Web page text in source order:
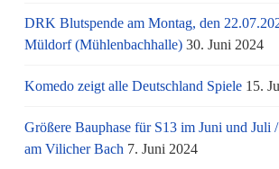
DRK Blutspende am Montag, den
Müldorf (Mühlenbachhalle) 30. Juni 2024
Komedo zeigt alle Deutschland Spiele 15.
Größere Bauphase für S13 im Juni und Juli
am Vi­li­cher Bach 7. Juni 2024